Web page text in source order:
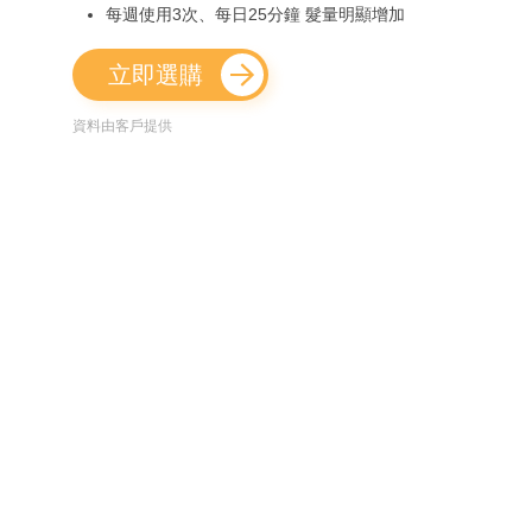
每週使用3次、每日25分鐘 髮量明顯增加
立即選購
資料由客戶提供